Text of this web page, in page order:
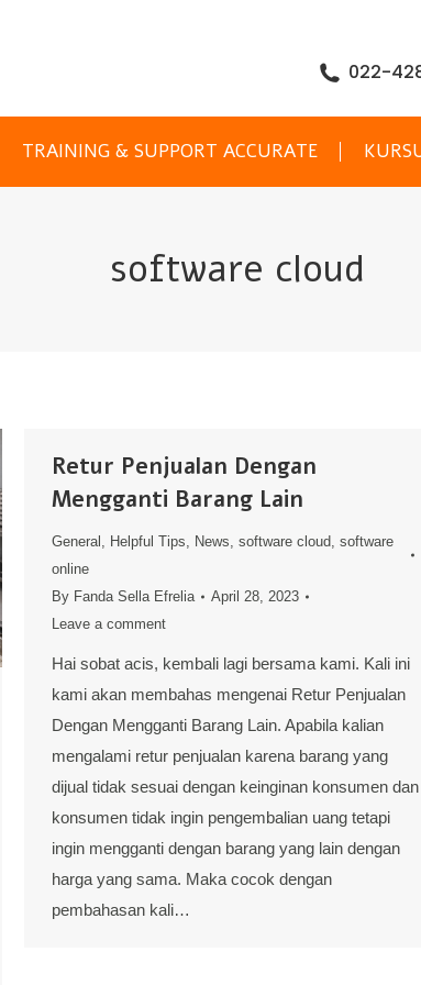
022-
TRAINING & SUPPORT ACCURATE
software cloud
Retur Penjualan Dengan
Mengganti Barang Lain
General , Helpful Tips, News, software cloud, software
online
By Fanda Sella Efrelia
April 28, 2023
Leave a comment
Hai sobat acis, kembali lagi bersama kami. Kali ini
kami akan membahas mengenai Retur Penjualan
Dengan Mengganti Barang Lain. Apabila kalian
mengalami retur penjualan karena barang yang
dijual tidak sesuai dengan keinginan konsumen dan
konsumen tidak ingin pengembalian uang tetapi
ingin mengganti dengan barang yang lain dengan
harga yang sama. Maka cocok dengan
pembahasan kali…